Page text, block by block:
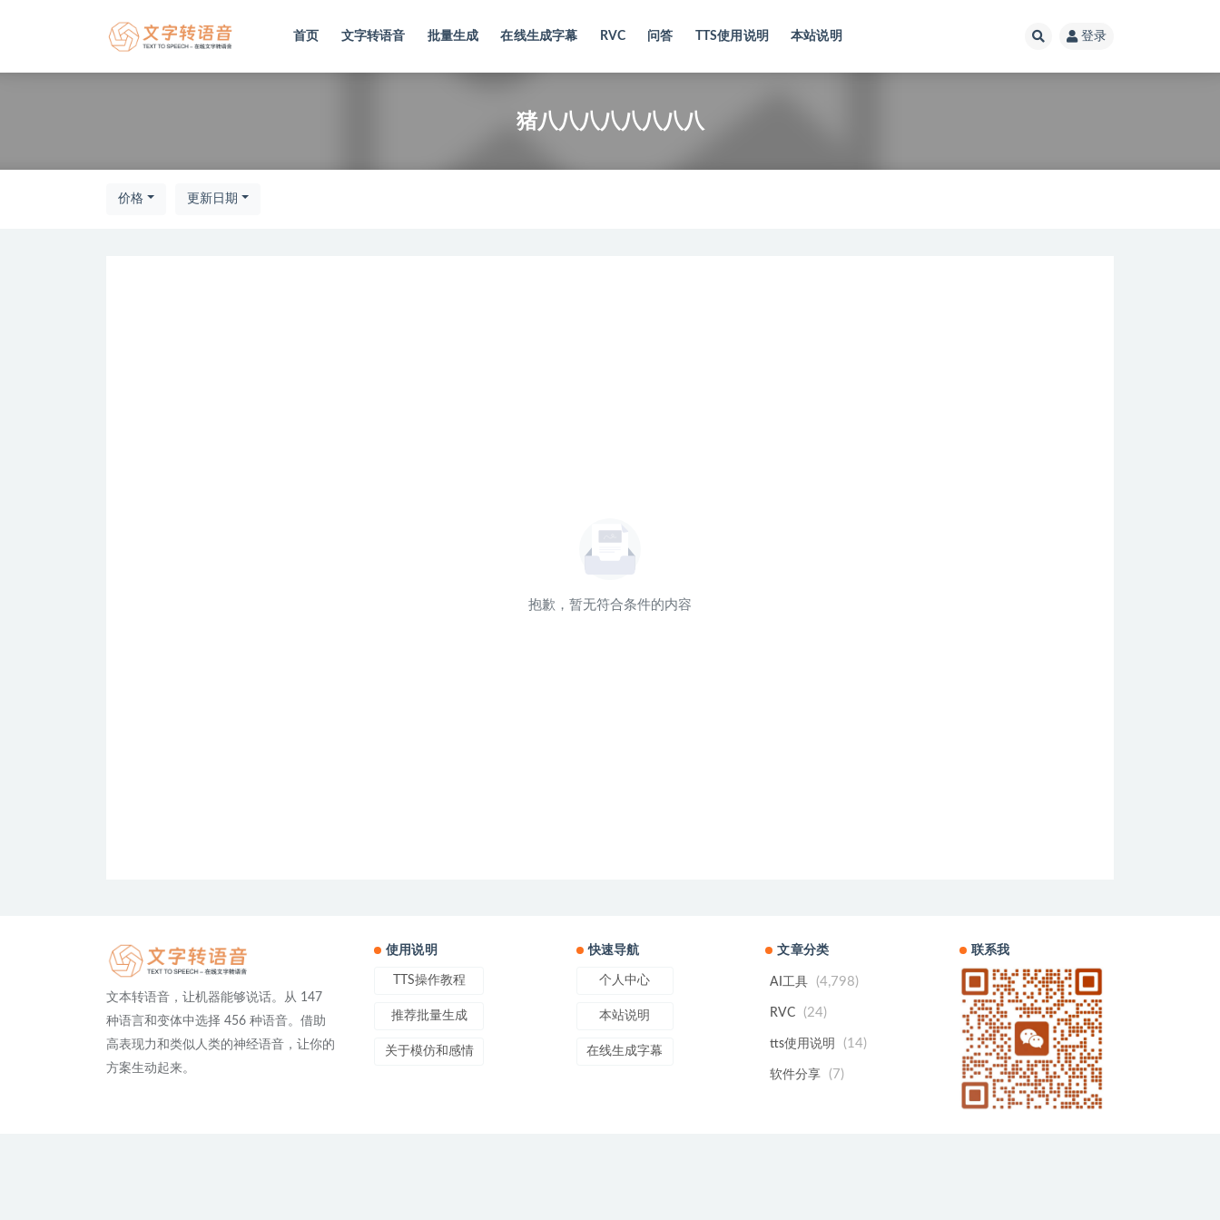
首页 文字转语音 批量生成 在线生成字幕 RVC 问答 TTS使用说明 本站说明 登录
猪八八八八八八八八
价格 更新日期
抱歉，暂无符合条件的内容
文本转语音，让机器能够说话。从 147
种语言和变体中选择 456 种语音。借助
高表现力和类似人类的神经语音，让你的
方案生动起来。
使用说明
TTS操作教程
推荐批量生成
关于模仿和感情
快速导航
个人中心
本站说明
在线生成字幕
文章分类
AI工具 (4,798)
RVC (24)
tts使用说明 (14)
软件分享 (7)
联系我